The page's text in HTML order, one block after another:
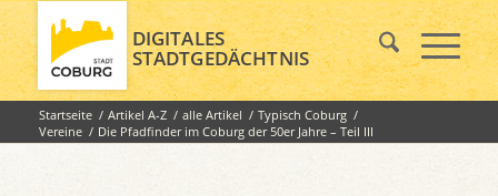
DIGITALES
STADTGEDÄCHTNIS
Startseite / Artikel A-Z / alle Artikel / Typisch Coburg /
Vereine / Die Pfadfinder im Coburg der 50er Jahre – Teil III